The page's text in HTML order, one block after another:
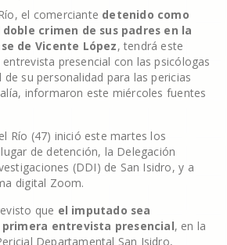
el comerciante detenido como
crimen de sus padres en la
de Vicente López, tendrá este
presencial con las psicólogas
su personalidad para las pericias
informaron este miércoles fuentes
Río (47) inició este martes los
de detención, la Delegación
(DDI) de San Isidro, y a
digital Zoom.
que el imputado sea
entrevista presencial, en la
Departamental San Isidro,